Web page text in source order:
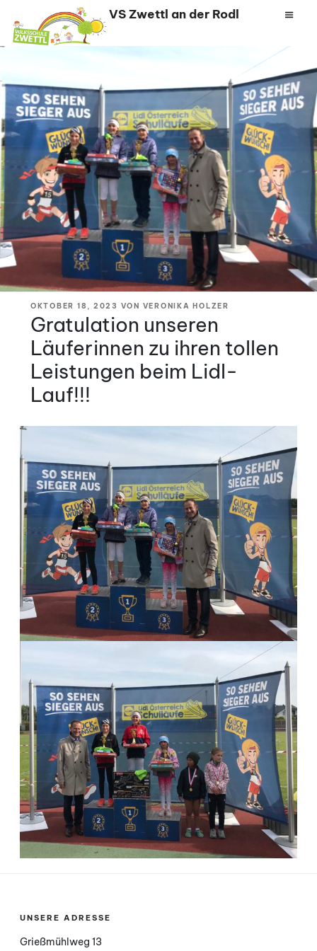
Inhalt
springen
VS Zwettl an der Rodl
VERÖFFENTLICHT
AM
OKTOBER 18, 2023 VON VERONIKA HOLZER
Gratulation unseren
Läuferinnen zu ihren tollen
Leistungen beim Lidl-
Lauf!!!
UNSERE ADRESSE
Grießmühlweg 13